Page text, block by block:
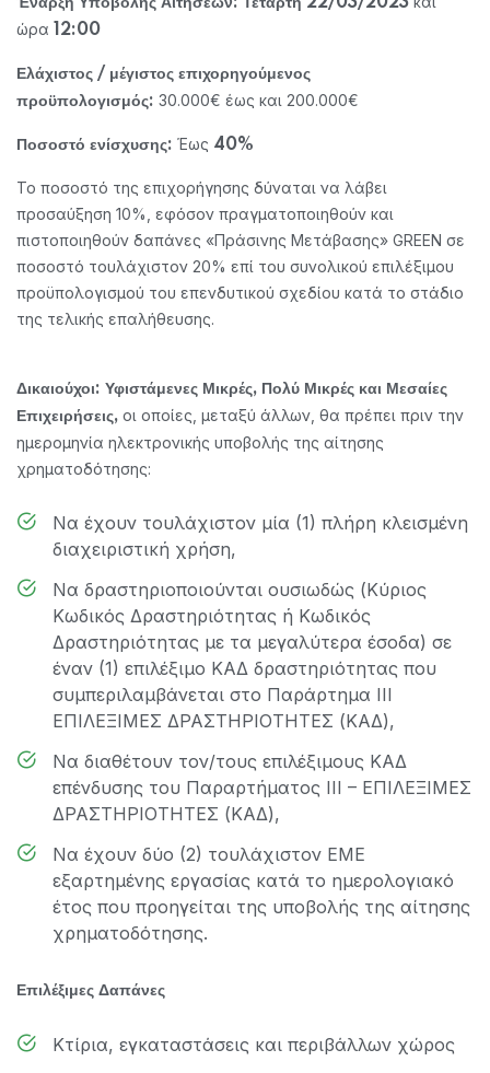
ώρα 12:00
Ελάχιστος / μέγιστος επιχορηγούμενος
προϋπολογισμός: 30.000€ έως και 200.000€
Ποσοστό ενίσχυσης: Έως 40%
Το ποσοστό της επιχορήγησης δύναται να λάβει
προσαύξηση 10%, εφόσον πραγματοποιηθούν και
πιστοποιηθούν δαπάνες «Πράσινης Μετάβασης» GREEN σε
ποσοστό τουλάχιστον 20% επί του συνολικού επιλέξιμου
προϋπολογισμού του επενδυτικού σχεδίου κατά το στάδιο
της τελικής επαλήθευσης.
Δικαιούχοι: Υφιστάμενες Μικρές, Πολύ Μικρές και Μεσαίες
Επιχειρήσεις, οι οποίες, μεταξύ άλλων, θα πρέπει πριν την
ημερομηνία ηλεκτρονικής υποβολής της αίτησης
χρηματοδότησης:
Να έχουν τουλάχιστον μία (1) πλήρη κλεισμένη
διαχειριστική χρήση,
Να δραστηριοποιούνται ουσιωδώς (Κύριος
Κωδικός Δραστηριότητας ή Κωδικός
Δραστηριότητας με τα μεγαλύτερα έσοδα) σε
έναν (1) επιλέξιμο ΚΑΔ δραστηριότητας που
συμπεριλαμβάνεται στο Παράρτημα III
EΠΙΛΕΞΙΜΕΣ ΔΡΑΣΤΗΡΙΟΤΗΤΕΣ (ΚΑΔ),
Να διαθέτουν τον/τους επιλέξιμους ΚΑΔ
επένδυσης του Παραρτήματος III – EΠΙΛΕΞΙΜΕΣ
ΔΡΑΣΤΗΡΙΟΤΗΤΕΣ (ΚΑΔ),
Να έχουν δύο (2) τουλάχιστον ΕΜΕ
εξαρτημένης εργασίας κατά το ημερολογιακό
έτος που προηγείται της υποβολής της αίτησης
χρηματοδότησης.
Επιλέξιμες Δαπάνες
Κτίρια, εγκαταστάσεις και περιβάλλων χώρος